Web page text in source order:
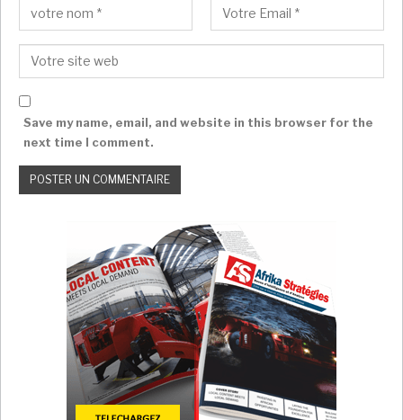
Au-delà des infrastructures, WACA+ met l’accent sur
la mobilisation du secteur privé. Le programme
d’accompagnement et d’assistance technique en
faveur des micro, petites et moyennes entreprises
producteurs, avec une attention particulière aux
entreprises dirigées par des femmes et des jeunes.
D’ici 2031, plus de 31 000 personnes devraient
bénéficier de ces dispositifs de renforcement des
capacités. En Mauritanie, une garantie de crédit
partielle permettra notamment de mobiliser jusqu’à
20 millions USD, soit environ 17,3 millions d’euros de
financements supplémentaires, pour les entreprises
de transformation du poisson.
Au total, la première phase du programme devrait
Save my name, email, and website in this browser for the
next time I comment.